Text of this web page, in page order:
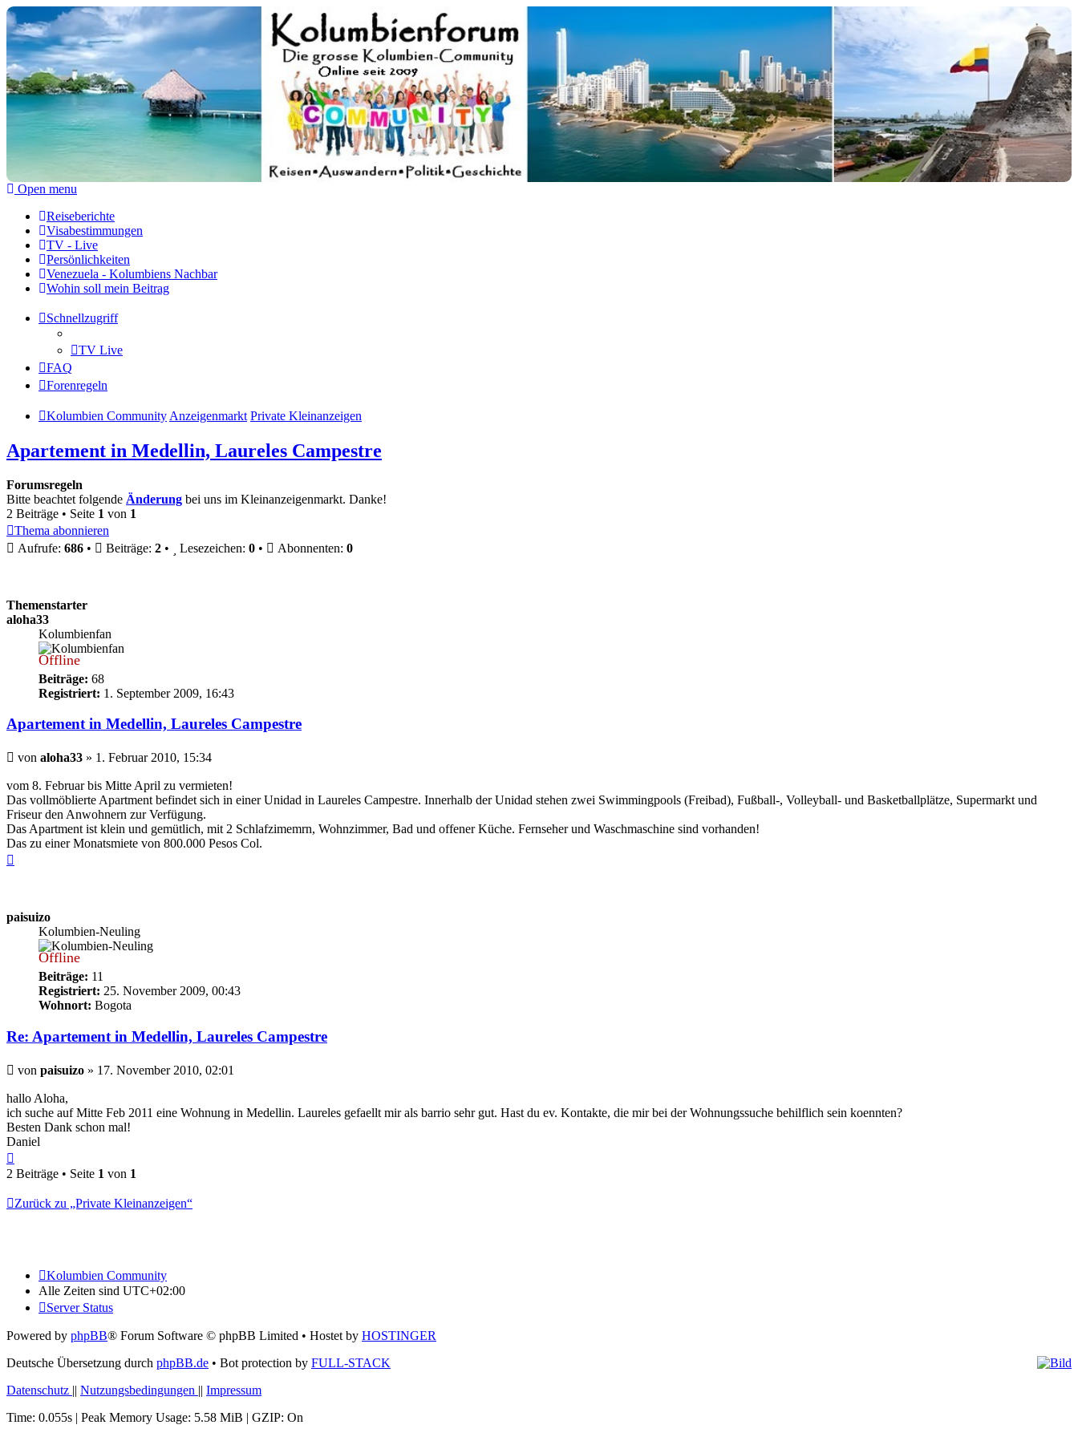
Kolumbienforum - Das grosse Forum der Freunde Kolumbiens
Reisen, Auswandern, Kultur, Politik, Geschichte und Visum in Kolumbien und Venezuela. Austausch, Erfahrungen und Gemeinschaft im Kolumbienforum
Zum Inhalt
Open menu
Reiseberichte
Visabestimmungen
TV - Live
Persönlichkeiten
Venezuela - Kolumbiens Nachbar
Wohin soll mein Beitrag
Schnellzugriff
TV Live
FAQ
Forenregeln
Kolumbien Community Anzeigenmarkt Private Kleinanzeigen
Apartement in Medellin, Laureles Campestre
Forumsregeln
Bitte beachtet folgende Änderung bei uns im Kleinanzeigenmarkt. Danke!
2 Beiträge • Seite 1 von 1
Thema abonnieren
Aufrufe: 686 • Beiträge: 2 • Lesezeichen: 0 • Abonnenten: 0
Themenstarter
aloha33
Kolumbienfan
Offline
Beiträge: 68
Registriert: 1. September 2009, 16:43
Apartement in Medellin, Laureles Campestre
Beitrag
von aloha33 » 1. Februar 2010, 15:34
vom 8. Februar bis Mitte April zu vermieten!
Das vollmöblierte Apartment befindet sich in einer Unidad in Laureles Campestre. Innerhalb der Unidad stehen zwei Swimmingpools (Freibad), Fußball-, Volleyball- und Basketballplätze, Supermarkt und
Friseur den Anwohnern zur Verfügung.
Das Apartment ist klein und gemütlich, mit 2 Schlafzimemrn, Wohnzimmer, Bad und offener Küche. Fernseher und Waschmaschine sind vorhanden!
Das zu einer Monatsmiete von 800.000 Pesos Col.
paisuizo
Kolumbien-Neuling
Offline
Beiträge: 11
Registriert: 25. November 2009, 00:43
Wohnort: Bogota
Re: Apartement in Medellin, Laureles Campestre
Beitrag
von paisuizo » 17. November 2010, 02:01
hallo Aloha,
ich suche auf Mitte Feb 2011 eine Wohnung in Medellin. Laureles gefaellt mir als barrio sehr gut. Hast du ev. Kontakte, die mir bei der Wohnungssuche behilflich sein koennten?
Besten Dank schon mal!
Daniel
oben
2 Beiträge • Seite 1 von 1
Zurück zu „Private Kleinanzeigen“
Kolumbien Community
Alle Zeiten sind UTC+02:00
Server Status
Powered by phpBB® Forum Software © phpBB Limited • Hostet by HOSTINGER
Deutsche Übersetzung durch phpBB.de • Bot protection by FULL-STACK
Datenschutz || Nutzungsbedingungen || Impressum
Time: 0.055s | Peak Memory Usage: 5.58 MiB | GZIP: On